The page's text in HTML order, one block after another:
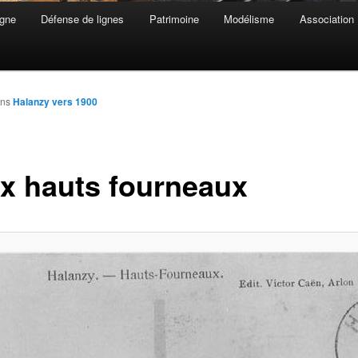
Défense de lignes Patrimoine Modélisme Association
hauts fourneaux
Halanzy vers 1900